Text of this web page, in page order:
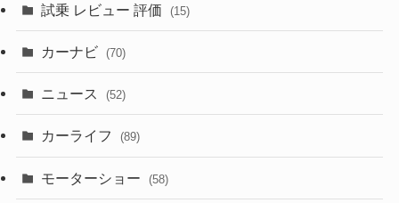
(253)
(50)
(43)
(6)
(9)
(58)
(28)
(27)
(26)
(7)
試乗 レビュー 評価 (15)
カーナビ (70)
ニュース (52)
カーライフ (89)
モーターショー (58)